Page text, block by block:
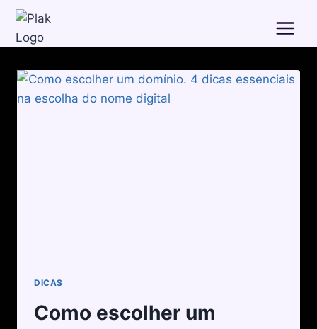
DICAS
Como escolher um